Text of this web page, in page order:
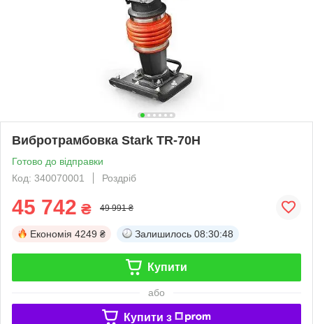
Вибротрамбовка Stark TR-70H
Готово до відправки
Код: 340070001
Роздріб
45 742 ₴ 49 991 ₴
Економія 4249 ₴ Залишилось 08:30:48
Купити
або
Купити з